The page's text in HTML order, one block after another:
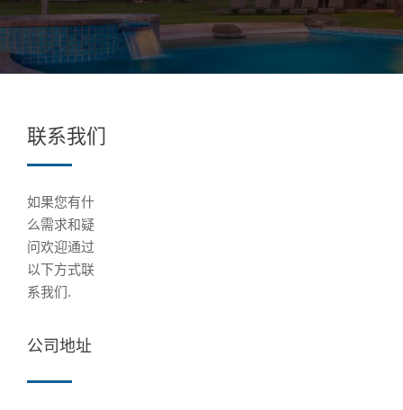
联系我们
如果您有什
么需求和疑
问欢迎通过
以下方式联
系我们.
公司地址